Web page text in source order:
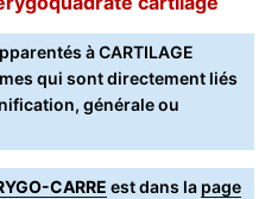
à CARTILAGE
qui sont directement liés
générale ou
CARRE est dans la page